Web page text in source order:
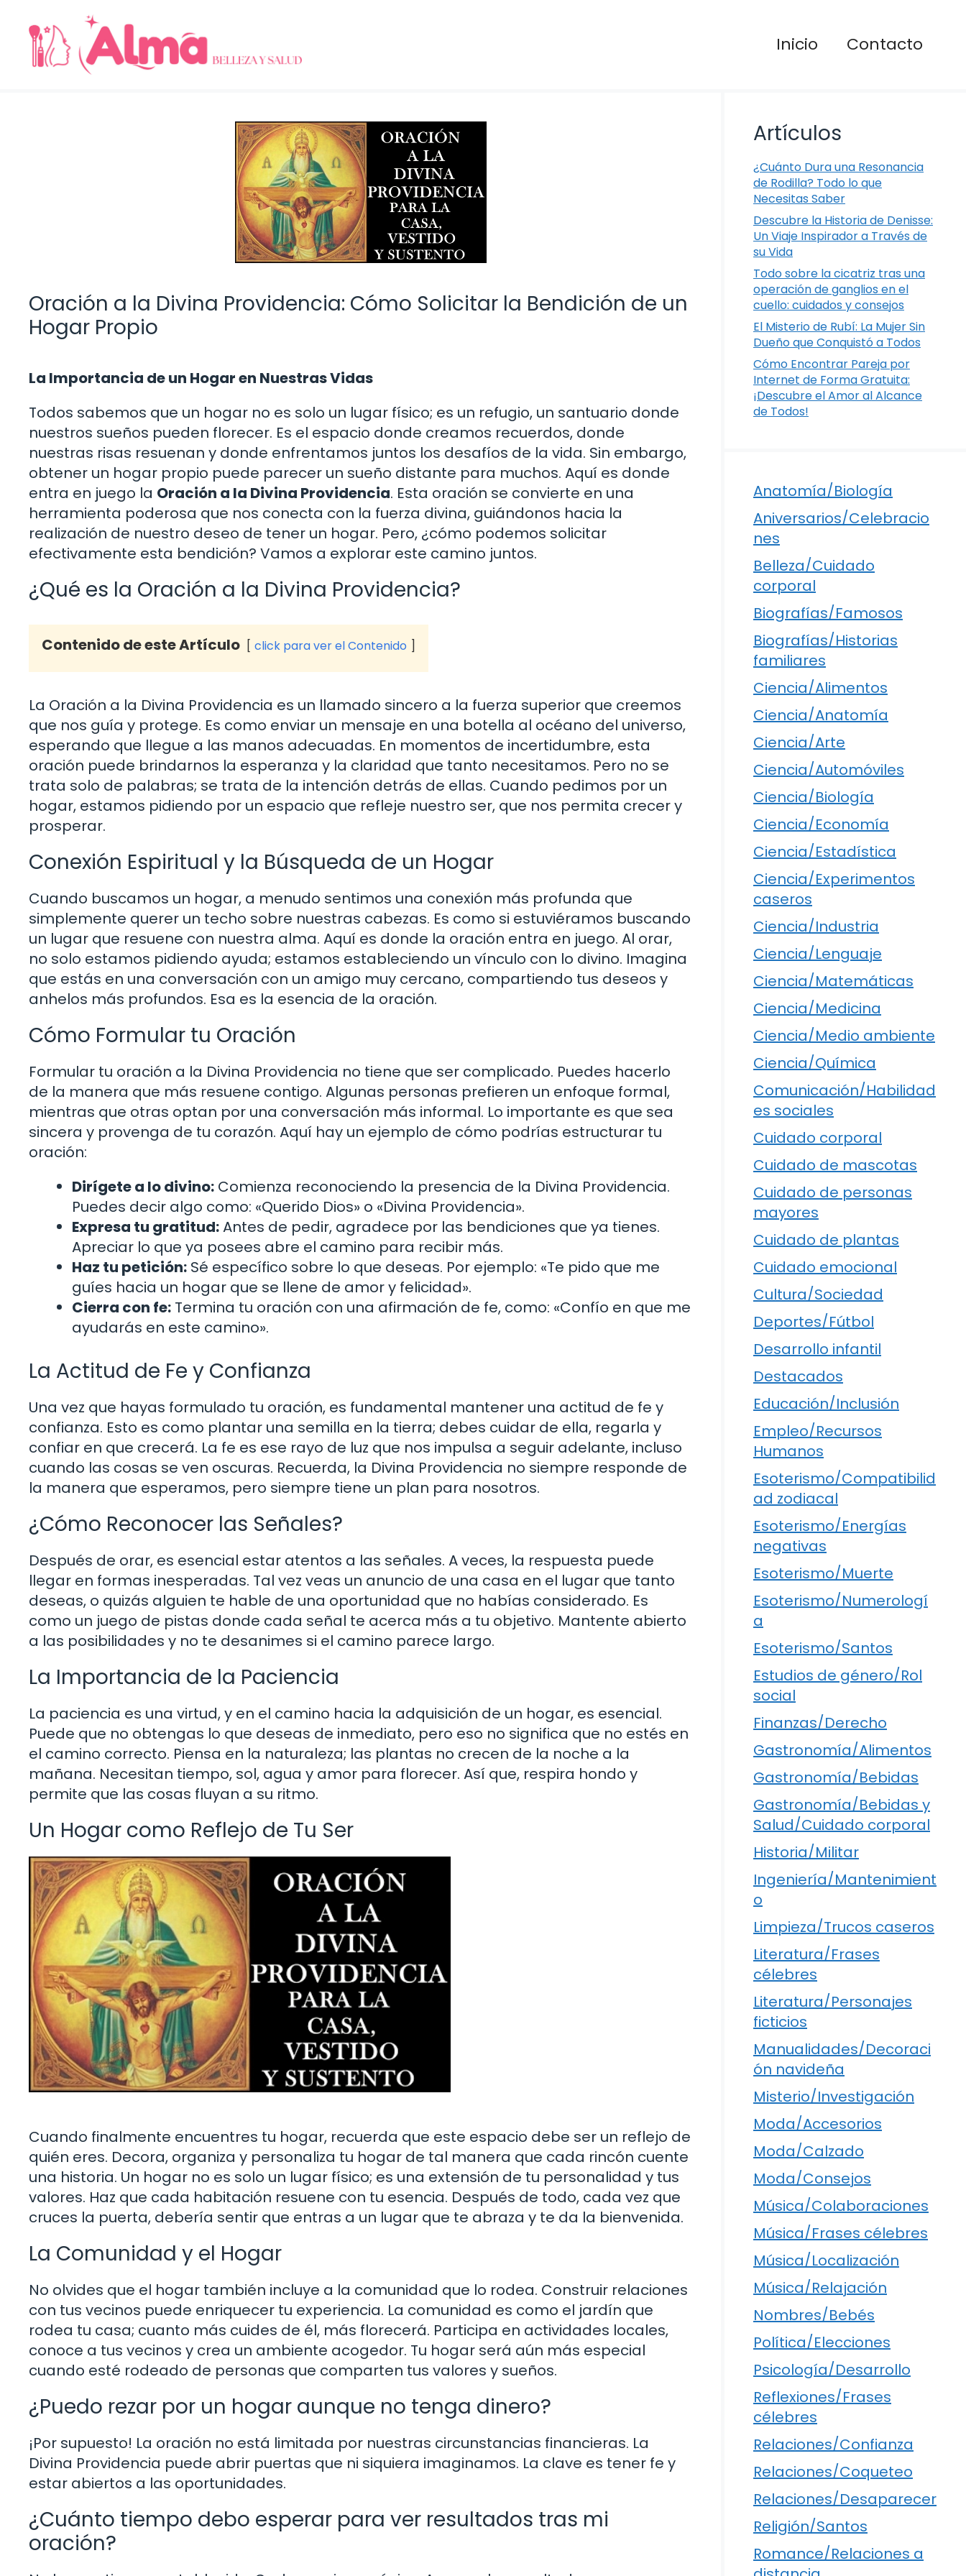
contenido
Inicio Contacto
Oración a la Divina Providencia: Cómo Solicitar la Bendición de un
Hogar Propio
La Importancia de un Hogar en Nuestras Vidas
Todos sabemos que un hogar no es solo un lugar físico; es un refugio, un santuario donde
nuestros sueños pueden florecer. Es el espacio donde creamos recuerdos, donde
nuestras risas resuenan y donde enfrentamos juntos los desafíos de la vida. Sin embargo,
obtener un hogar propio puede parecer un sueño distante para muchos. Aquí es donde
entra en juego la Oración a la Divina Providencia. Esta oración se convierte en una
herramienta poderosa que nos conecta con la fuerza divina, guiándonos hacia la
realización de nuestro deseo de tener un hogar. Pero, ¿cómo podemos solicitar
efectivamente esta bendición? Vamos a explorar este camino juntos.
¿Qué es la Oración a la Divina Providencia?
Contenido de este Artículo click para ver el Contenido
La Oración a la Divina Providencia es un llamado sincero a la fuerza superior que creemos
que nos guía y protege. Es como enviar un mensaje en una botella al océano del universo,
esperando que llegue a las manos adecuadas. En momentos de incertidumbre, esta
oración puede brindarnos la esperanza y la claridad que tanto necesitamos. Pero no se
trata solo de palabras; se trata de la intención detrás de ellas. Cuando pedimos por un
hogar, estamos pidiendo por un espacio que refleje nuestro ser, que nos permita crecer y
prosperar.
Conexión Espiritual y la Búsqueda de un Hogar
Cuando buscamos un hogar, a menudo sentimos una conexión más profunda que
simplemente querer un techo sobre nuestras cabezas. Es como si estuviéramos buscando
un lugar que resuene con nuestra alma. Aquí es donde la oración entra en juego. Al orar,
no solo estamos pidiendo ayuda; estamos estableciendo un vínculo con lo divino. Imagina
que estás en una conversación con un amigo muy cercano, compartiendo tus deseos y
anhelos más profundos. Esa es la esencia de la oración.
Cómo Formular tu Oración
Formular tu oración a la Divina Providencia no tiene que ser complicado. Puedes hacerlo
de la manera que más resuene contigo. Algunas personas prefieren un enfoque formal,
mientras que otras optan por una conversación más informal. Lo importante es que sea
sincera y provenga de tu corazón. Aquí hay un ejemplo de cómo podrías estructurar tu
oración:
Dirígete a lo divino: Comienza reconociendo la presencia de la Divina Providencia.
Puedes decir algo como: «Querido Dios» o «Divina Providencia».
Expresa tu gratitud:Antes de pedir, agradece por las bendiciones que ya tienes.
Apreciar lo que ya posees abre el camino para recibir más.
Haz tu petición: Sé específico sobre lo que deseas. Por ejemplo: «Te pido que me
guíes hacia un hogar que se llene de amor y felicidad».
Cierra con fe: Termina tu oración con una afirmación de fe, como: «Confío en que me
ayudarás en este camino».
La Actitud de Fe y Confianza
Una vez que hayas formulado tu oración, es fundamental mantener una actitud de fe y
confianza. Esto es como plantar una semilla en la tierra; debes cuidar de ella, regarla y
confiar en que crecerá. La fe es ese rayo de luz que nos impulsa a seguir adelante, incluso
cuando las cosas se ven oscuras. Recuerda, la Divina Providencia no siempre responde de
la manera que esperamos, pero siempre tiene un plan para nosotros.
¿Cómo Reconocer las Señales?
Después de orar, es esencial estar atentos a las señales. A veces, la respuesta puede
llegar en formas inesperadas. Tal vez veas un anuncio de una casa en el lugar que tanto
deseas, o quizás alguien te hable de una oportunidad que no habías considerado. Es
como un juego de pistas donde cada señal te acerca más a tu objetivo. Mantente abierto
a las posibilidades y no te desanimes si el camino parece largo.
La Importancia de la Paciencia
La paciencia es una virtud, y en el camino hacia la adquisición de un hogar, es esencial.
Puede que no obtengas lo que deseas de inmediato, pero eso no significa que no estés en
el camino correcto. Piensa en la naturaleza; las plantas no crecen de la noche a la
mañana. Necesitan tiempo, sol, agua y amor para florecer. Así que, respira hondo y
permite que las cosas fluyan a su ritmo.
Un Hogar como Reflejo de Tu Ser
Cuando finalmente encuentres tu hogar, recuerda que este espacio debe ser un reflejo de
quién eres. Decora, organiza y personaliza tu hogar de tal manera que cada rincón cuente
una historia. Un hogar no es solo un lugar físico; es una extensión de tu personalidad y tus
valores. Haz que cada habitación resuene con tu esencia. Después de todo, cada vez que
cruces la puerta, debería sentir que entras a un lugar que te abraza y te da la bienvenida.
La Comunidad y el Hogar
No olvides que el hogar también incluye a la comunidad que lo rodea. Construir relaciones
con tus vecinos puede enriquecer tu experiencia. La comunidad es como el jardín que
rodea tu casa; cuanto más cuides de él, más florecerá. Participa en actividades locales,
conoce a tus vecinos y crea un ambiente acogedor. Tu hogar será aún más especial
cuando esté rodeado de personas que comparten tus valores y sueños.
¿Puedo rezar por un hogar aunque no tenga dinero?
¡Por supuesto! La oración no está limitada por nuestras circunstancias financieras. La
Divina Providencia puede abrir puertas que ni siquiera imaginamos. La clave es tener fe y
estar abiertos a las oportunidades.
¿Cuánto tiempo debo esperar para ver resultados tras mi
oración?
Artículos
¿Cuánto Dura una Resonancia
de Rodilla? Todo lo que
Necesitas Saber
Descubre la Historia de Denisse:
Un Viaje Inspirador a Través de
su Vida
Todo sobre la cicatriz tras una
operación de ganglios en el
cuello: cuidados y consejos
El Misterio de Rubí: La Mujer Sin
Dueño que Conquistó a Todos
Cómo Encontrar Pareja por
Internet de Forma Gratuita:
¡Descubre el Amor al Alcance
de Todos!
Anatomía/Biología
Aniversarios/Celebracio
nes
Belleza/Cuidado
corporal
Biografías/Famosos
Biografías/Historias
familiares
Ciencia/Alimentos
Ciencia/Anatomía
Ciencia/Arte
Ciencia/Automóviles
Ciencia/Biología
Ciencia/Economía
Ciencia/Estadística
Ciencia/Experimentos
caseros
Ciencia/Industria
Ciencia/Lenguaje
Ciencia/Matemáticas
Ciencia/Medicina
Ciencia/Medio ambiente
Ciencia/Química
Comunicación/Habilidad
es sociales
Cuidado corporal
Cuidado de mascotas
Cuidado de personas
mayores
Cuidado de plantas
Cuidado emocional
Cultura/Sociedad
Deportes/Fútbol
Desarrollo infantil
Destacados
Educación/Inclusión
Empleo/Recursos
Humanos
Esoterismo/Compatibilid
ad zodiacal
Esoterismo/Energías
negativas
Esoterismo/Muerte
Esoterismo/Numerologí
a
Esoterismo/Santos
Estudios de género/Rol
social
Finanzas/Derecho
Gastronomía/Alimentos
Gastronomía/Bebidas
Gastronomía/Bebidas y
Salud/Cuidado corporal
Historia/Militar
Ingeniería/Mantenimient
o
Limpieza/Trucos caseros
Literatura/Frases
célebres
Literatura/Personajes
ficticios
Manualidades/Decoraci
ón navideña
Misterio/Investigación
Moda/Accesorios
Moda/Calzado
Moda/Consejos
Música/Colaboraciones
Música/Frases célebres
Música/Localización
Música/Relajación
Nombres/Bebés
Política/Elecciones
Psicología/Desarrollo
Reflexiones/Frases
célebres
Relaciones/Confianza
Relaciones/Coqueteo
Relaciones/Desaparecer
Religión/Santos
Romance/Relaciones a